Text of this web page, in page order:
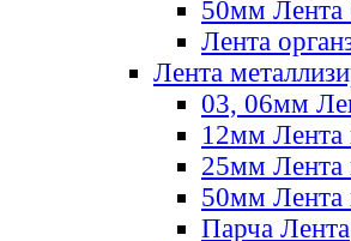
50мм Лента
Лента
Лента
03, 06мм
12мм Лента
25мм Лента
50мм Лента
Парча Лента